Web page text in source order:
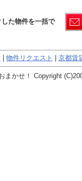
た物件を一括で
物件リクエスト 京都賃
かせ！ Copyright